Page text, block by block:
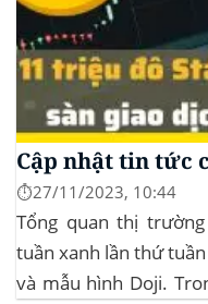
Cập nhật tin tức
⏱️27/11/2023, 10:44
Tổng quan thị
tuần xanh lần thứ
và mẫu hình Doji.